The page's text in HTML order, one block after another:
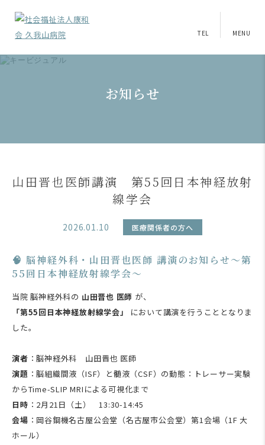
TEL MENU
お知らせ
山田晋也医師講演 第55回日本神経放射
線学会
2026.01.10 医療関係者の方へ
🧠 脳神経外科・山田晋也医師 講演のお知らせ～第
55回日本神経放射線学会～
当院 脳神経外科の 山田晋也 医師 が、
「第55回日本神経放射線学会」
において講演を行うこととなりま
した。
演者 ：脳神経外科 山田晋也 医師
演題 ：脳組織間液（ISF）と髄液（CSF）の動態：トレーサー実験
からTime-SLIP MRIによる可視化まで
日時 ：2月21日（土） 13:30-14:45
会場 ：岡谷鋼機名古屋公会堂（名古屋市公会堂）第1会場（1F 大
ホール）